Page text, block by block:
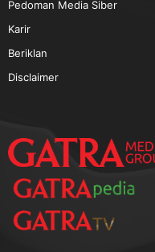
TERPOPULER